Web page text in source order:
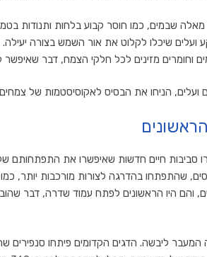
שבמים, כמו חוסר קבוע בלחות ותנודות
ועלים שיכלו לקלוט את אור השמש בצורה
מזינים לכל חלקי הצמח, דבר שאיפשר
הניחו את הבסיס לאקוסיסטמות של צמחים
חיים חדשות שאיפשרו את התפתחותם של
שהתפתחו בהדרגה לצורות מורכבות יותר, כמו
והם היו הראשונים לפתח עמוד שדרה, דבר
ליבשה. הדגים הקדומים פיתחו סנפירים